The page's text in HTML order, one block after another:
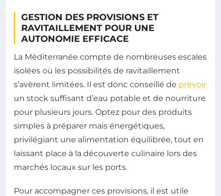
GESTION DES PROVISIONS ET
RAVITAILLEMENT POUR UNE
AUTONOMIE EFFICACE
La Méditerranée compte de nombreuses escales
isolées où les possibilités de ravitaillement
s’avèrent limitées. Il est donc conseillé de prévoir
un stock suffisant d’eau potable et de nourriture
pour plusieurs jours. Optez pour des produits
simples à préparer mais énergétiques,
privilégiant une alimentation équilibrée, tout en
laissant place à la découverte culinaire lors des
marchés locaux sur les ports.
Pour accompagner ces provisions, il est utile